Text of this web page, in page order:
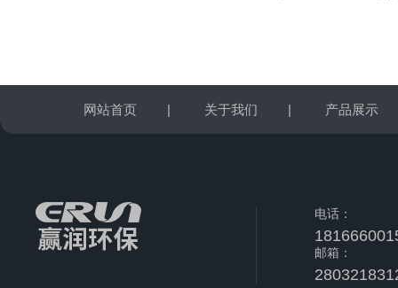
网站首页 | 关于我们 | 产品展示
电话：
邮箱：